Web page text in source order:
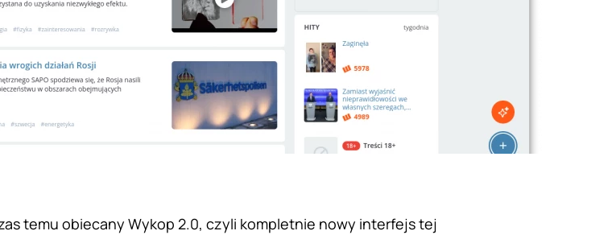
temu obiecany Wykop 2.0, czyli kompletnie nowy interfejs tej